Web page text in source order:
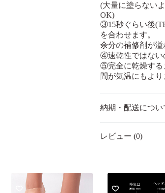
(大量に塗らない
OK)
③15秒ぐらい後
を合わせます。
余分の補修剤が溢
④速乾性ではない
⑤完全に乾燥する
間が気温にもより
納期・配送につい
レビュー (0)